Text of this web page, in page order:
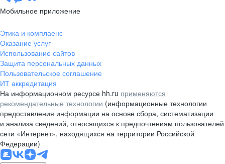
Мобильное приложение
Этика и комплаенс
Оказание услуг
Использование сайтов
Защита персональных данных
Пользовательское соглашение
ИТ аккредитация
На информационном ресурсе hh.ru применяются
рекомендательные технологии (информационные технологии
предоставления информации на основе сбора, систематизации
и анализа сведений, относящихся к предпочтениям пользователей
сети «Интернет», находящихся на территории Российской
Федерации)